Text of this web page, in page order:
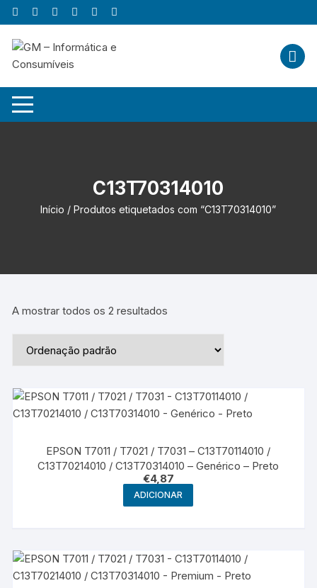
Skip
to
content
C13T70314010
Início / Produtos etiquetados com “C13T70314010”
A mostrar todos os 2 resultados
EPSON T7011 / T7021 / T7031 – C13T70114010 /
C13T70214010 / C13T70314010 – Genérico – Preto
€4,87
ADICIONAR